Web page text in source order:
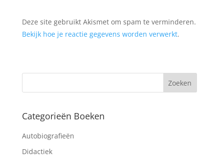
Deze site gebruikt Akismet om spam te verminderen.
Bekijk hoe je reactie gegevens worden verwerkt.
Categorieën Boeken
Autobiografieën
Didactiek